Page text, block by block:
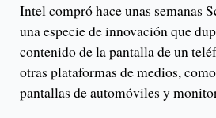
Intel compró hace unas semanas
una especie de innovación que
contenido de la pantalla de un
otras plataformas de medios,
pantallas de automóviles y